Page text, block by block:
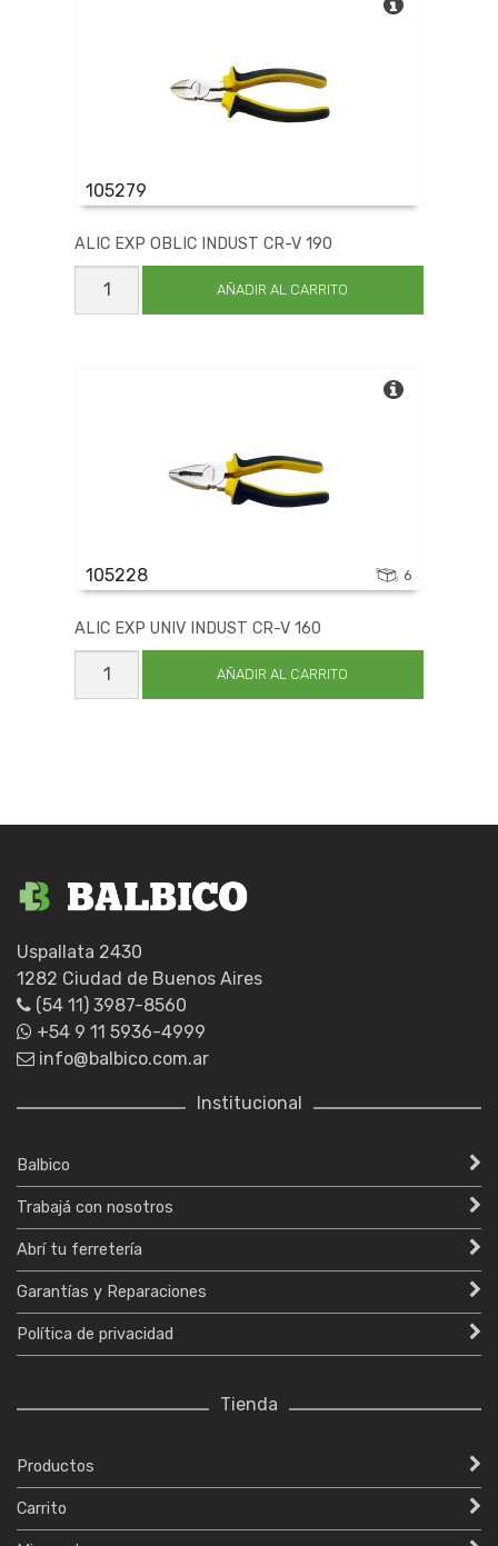
105279
ALIC EXP OBLIC INDUST CR-V 190
ALIC
EXP
AÑADIR AL CARRITO
105228 6
ALIC EXP UNIV INDUST CR-V 160
ALIC
EXP
AÑADIR AL CARRITO
Uspallata 2430
1282 Ciudad de Buenos Aires
(54 11) 3987-8560
+54 9 11 5936-4999
info@balbico.com.ar
Institucional
Balbico
Trabajá con nosotros
Abrí tu ferretería
Garantías y Reparaciones
Política de privacidad
Tienda
Productos
Carrito